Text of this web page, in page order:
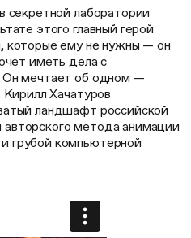
секретной лаборатории
этого главный герой
которые ему не нужны — он
иметь дела с
Он мечтает об одном —
Кирилл Хачатуров
ландшафт российской
метода анимации
грубой компьютерной